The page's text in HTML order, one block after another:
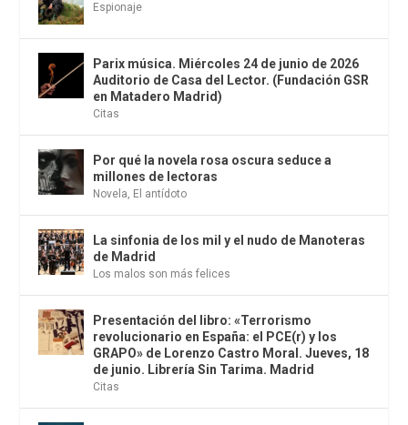
Espionaje
Parix música. Miércoles 24 de junio de 2026
Auditorio de Casa del Lector. (Fundación GSR
en Matadero Madrid)
Citas
Por qué la novela rosa oscura seduce a
millones de lectoras
Novela, El antídoto
La sinfonia de los mil y el nudo de Manoteras
de Madrid
Los malos son más felices
Presentación del libro: «Terrorismo
revolucionario en España: el PCE(r) y los
GRAPO» de Lorenzo Castro Moral. Jueves, 18
de junio. Librería Sin Tarima. Madrid
Citas